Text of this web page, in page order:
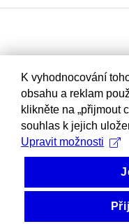
K vyhodnocování
obsahu a reklam
klikněte na „přijmout
souhlas k jejich
Upravit možnosti